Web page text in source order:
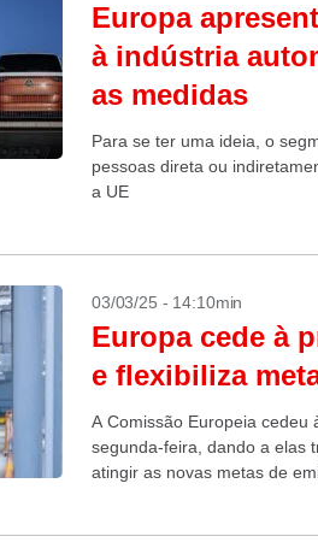
Europa
à indústria
as medidas
Para se ter uma ideia, o
pessoas direta ou
a UE
03/03/25 - 14:10min
Europa cede à
e flexibiliza
A Comissão Europeia cedeu
segunda-feira, dando a elas
atingir as novas metas de